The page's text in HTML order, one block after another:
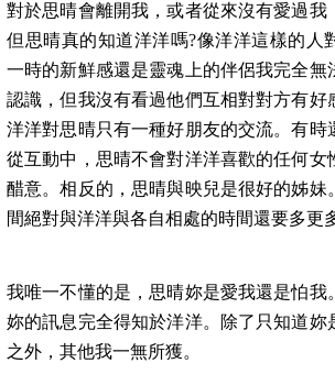
對於思晴會離開我，或者從來沒有愛過我
但思晴真的知道洋洋嗎?像洋洋這樣的人
一時的新鮮感還是靈魂上的伴侶我完全無
認識，但我沒有看過他們互相對對方有好
洋洋對思晴只有一種好朋友的交流。有時
從互動中，思晴不會對洋洋喜歡的任何女
醋意。相反的，思晴與映兒是很好的姊妹
間絕對與洋洋與各自相處的時間還要多更
我唯一不懂的是，思晴妳是愛我還是怕我
妳的訊息完全得知於洋洋。除了只知道妳
之外，其他我一無所獲。